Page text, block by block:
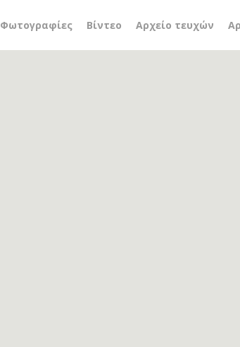
Φωτογραφίες Βίντεο Αρχείο τευχών
εικονικές